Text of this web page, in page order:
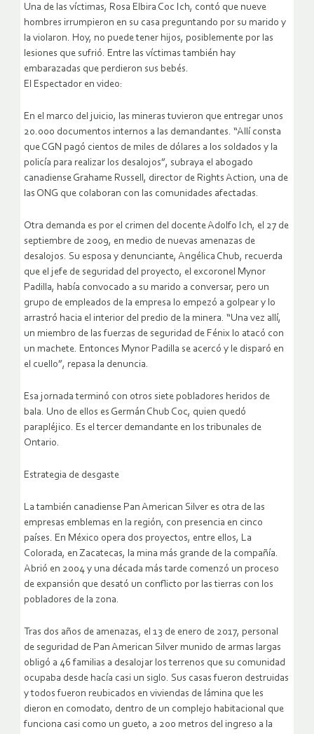
Una de las víctimas, Rosa Elbira Coc Ich, contó que nueve
hombres irrumpieron en su casa preguntando por su marido y
la violaron. Hoy, no puede tener hijos, posiblemente por las
lesiones que sufrió. Entre las víctimas también hay
embarazadas que perdieron sus bebés.
El Espectador en video:
En el marco del juicio, las mineras tuvieron que entregar unos
20.000 documentos internos a las demandantes. “Allí consta
que CGN pagó cientos de miles de dólares a los soldados y la
policía para realizar los desalojos”, subraya el abogado
canadiense Grahame Russell, director de Rights Action, una de
las ONG que colaboran con las comunidades afectadas.
Otra demanda es por el crimen del docente Adolfo Ich, el 27 de
septiembre de 2009, en medio de nuevas amenazas de
desalojos. Su esposa y denunciante, Angélica Chub, recuerda
que el jefe de seguridad del proyecto, el excoronel Mynor
Padilla, había convocado a su marido a conversar, pero un
grupo de empleados de la empresa lo empezó a golpear y lo
arrastró hacia el interior del predio de la minera. “Una vez allí,
un miembro de las fuerzas de seguridad de Fénix lo atacó con
un machete. Entonces Mynor Padilla se acercó y le disparó en
el cuello”, repasa la denuncia.
Esa jornada terminó con otros siete pobladores heridos de
bala. Uno de ellos es Germán Chub Coc, quien quedó
parapléjico. Es el tercer demandante en los tribunales de
Ontario.
Estrategia de desgaste
La también canadiense Pan American Silver es otra de las
empresas emblemas en la región, con presencia en cinco
países. En México opera dos proyectos, entre ellos, La
Colorada, en Zacatecas, la mina más grande de la compañía.
Abrió en 2004 y una década más tarde comenzó un proceso
de expansión que desató un conflicto por las tierras con los
pobladores de la zona.
Tras dos años de amenazas, el 13 de enero de 2017, personal
de seguridad de Pan American Silver munido de armas largas
obligó a 46 familias a desalojar los terrenos que su comunidad
ocupaba desde hacía casi un siglo. Sus casas fueron destruidas
y todos fueron reubicados en viviendas de lámina que les
dieron en comodato, dentro de un complejo habitacional que
funciona casi como un gueto, a 200 metros del ingreso a la